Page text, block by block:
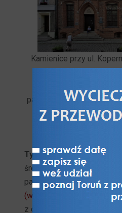
Kamienice przy ul.
Mieście są dziś
patrycjuszowskich w
Muzeum - Dom
Typowymi elementami
średniowiecznych były: w
parteru niezwykle
(wielka) sień
(sięgająca
z charakterystycznymi jej